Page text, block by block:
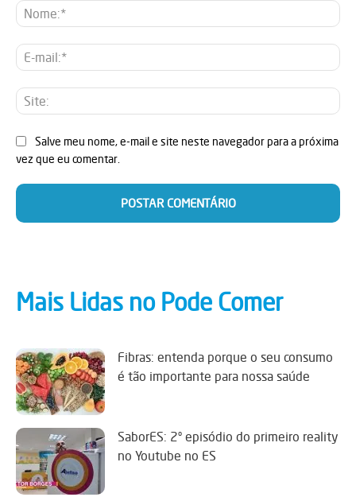
E-
Salve meu nome, e-mail e site neste navegador para a próxima
vez que eu comentar.
Mais Lidas no Pode Comer
Fibras: entenda porque o seu consumo
é tão importante para nossa saúde
SaborES: 2º episódio do primeiro reality
no Youtube no ES